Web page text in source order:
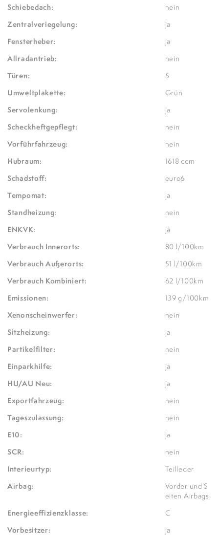
Schiebedach: nein
Zentralveriegelung: ja
Fensterheber: ja
Allradantrieb: nein
Türen: 5
Umweltplakette: Grün
Servolenkung: ja
Scheckheftgepflegt: nein
Vorführfahrzeug: nein
Hubraum: 1618 ccm
Schadstoff: euro6
Tempomat: ja
Standheizung: nein
ENKVK: ja
Verbrauch Innerorts: 80 l/100km
Verbrauch Außerorts: 51 l/100km
Verbrauch Kombiniert: 62 l/100km
Emissionen: 139 g/100km
Xenonscheinwerfer: nein
Sitzheizung: ja
Partikelfilter: nein
Einparkhilfe: ja
HU/AU Neu: ja
Exportfahrzeug: nein
Tageszulassung: nein
E10: ja
SCR: nein
Interieurtyp: Teilleder
Airbag:
Vorder und S
eiten Airbags
Energieeffizienzklasse: C
Vorbesitzer: ja